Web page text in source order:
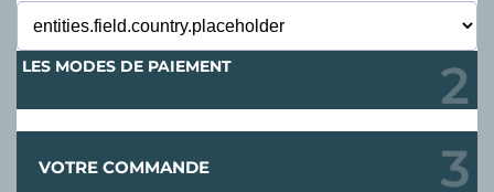
LES MODES DE PAIEMENT
VOTRE COMMANDE